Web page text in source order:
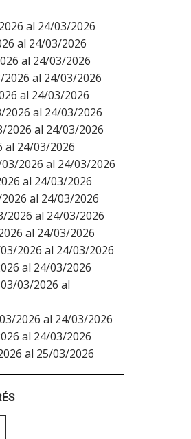
al 24/03/2026
al 24/03/2026
al 24/03/2026
2026 al 24/03/2026
al 24/03/2026
2026 al 24/03/2026
2026 al 24/03/2026
al 24/03/2026
2026 al 24/03/2026
al 24/03/2026
al 24/03/2026
2026 al 24/03/2026
al 24/03/2026
2026 al 24/03/2026
al 24/03/2026
03/2026 al
2026 al 24/03/2026
al 24/03/2026
al 25/03/2026